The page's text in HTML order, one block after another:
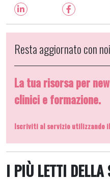
Resta aggiornato con
La tua risorsa per
clinici e formazione.
Iscriviti al servizio utilizzando
I PIÙ LETTI DELLA